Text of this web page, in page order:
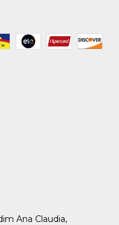
Ana Claudia,